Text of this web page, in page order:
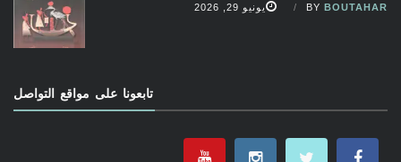
BY BOUTAHAR يونيو 29, 2026
تابعونا على مواقع التواصل